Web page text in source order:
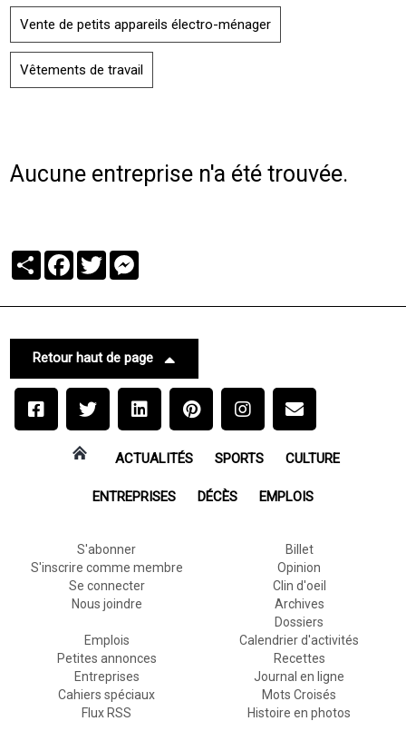
Vente de petits appareils électro-ménager
Vêtements de travail
Aucune entreprise n'a été trouvée.
PartagerFacebook
Twitter
Retour haut de page
ACTUALITÉS SPORTS CULTURE
ENTREPRISES DÉCÈS EMPLOIS
S'abonner
S'inscrire comme membre
Se connecter
Nous joindre
Billet
Opinion
Clin d'oeil
Archives
Dossiers
Emplois
Petites annonces
Entreprises
Cahiers spéciaux
Flux RSS
Calendrier d'activités
Recettes
Journal en ligne
Mots Croisés
Histoire en photos